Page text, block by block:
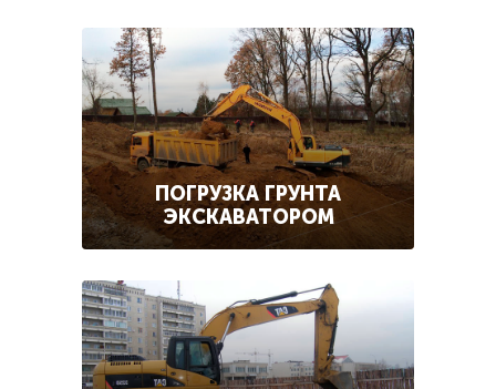
ПОГРУЗКА ГРУНТА
ЭКСКАВАТОРОМ